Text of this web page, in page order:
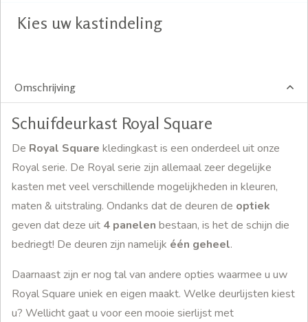
Kies uw kastindeling
Omschrijving
Schuifdeurkast Royal Square
De Royal Square kledingkast is een onderdeel uit onze
Royal serie. De Royal serie zijn allemaal zeer degelijke
kasten met veel verschillende mogelijkheden in kleuren,
maten & uitstraling. Ondanks dat de deuren de optiek
geven dat deze uit 4 panelen bestaan, is het de schijn die
bedriegt! De deuren zijn namelijk één geheel.
Daarnaast zijn er nog tal van andere opties waarmee u uw
Royal Square uniek en eigen maakt. Welke deurlijsten kiest
u? Wellicht gaat u voor een mooie sierlijst met